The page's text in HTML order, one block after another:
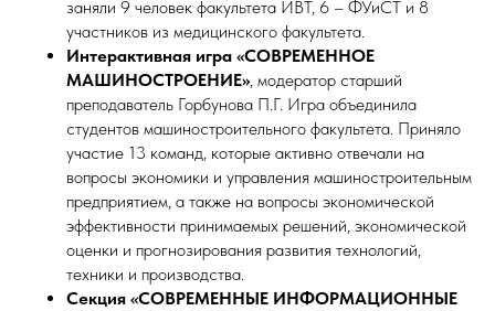
заняли 9 человек факультета ИВТ, 6 – ФУиСТ и 8
участников из медицинского факультета.
Интерактивная игра «СОВРЕМЕННОЕ
МАШИНОСТРОЕНИЕ», модератор старший
преподаватель Горбунова П.Г. Игра объединила
студентов машиностроительного факультета. Приняло
участие 13 команд, которые активно отвечали на
вопросы экономики и управления машиностроительным
предприятием, а также на вопросы экономической
эффективности принимаемых решений, экономической
оценки и прогнозирования развития технологий,
техники и производства.
Секция «СОВРЕМЕННЫЕ ИНФОРМАЦИОННЫЕ